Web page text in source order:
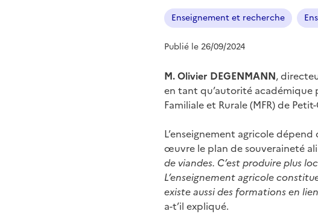
Enseignement et recherche
Publié le 26/09/2024
M. Olivier DEGENMANN,
en tant qu’autorité académique
Familiale et Rurale (MFR) de
L’enseignement agricole
œuvre le plan de souveraineté
de viandes. C’est produire plus
L’enseignement agricole
existe aussi des formations en
a-t’il expliqué.